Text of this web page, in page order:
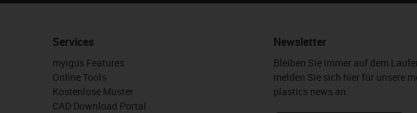
Services
myigus Features
Online Tools
Kostenlose Muster
CAD Download Portal
Newsletter
Bleiben Sie immer auf dem
melden Sie sich hier für unsere
plastics news an.